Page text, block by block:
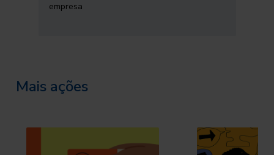
empresa
Mais ações